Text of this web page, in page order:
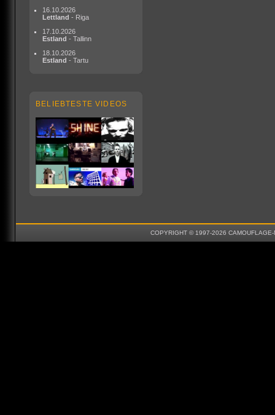
16.10.2026
Lettland - Riga
17.10.2026
Estland - Tallinn
18.10.2026
Estland - Tartu
BELIEBTESTE VIDEOS
COPYRIGHT © 1997-2026 CAMOUFLAGE-